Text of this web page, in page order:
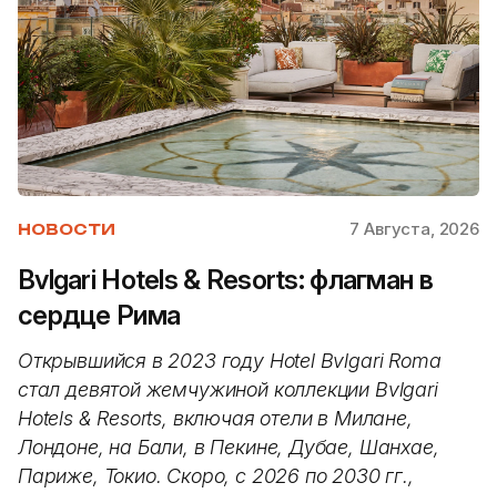
НОВОСТИ 7 Августа, 2026
Bvlgari Hotels & Resorts: флагман в
сердце Рима
Открывшийся в 2023 году Hotel Bvlgari Roma
стал девятой жемчужиной коллекции Bvlgari
Hotels & Resorts, включая отели в Милане,
Лондоне, на Бали, в Пекине, Дубае, Шанхае,
Париже, Токио. Скоро, с 2026 по 2030 гг.,